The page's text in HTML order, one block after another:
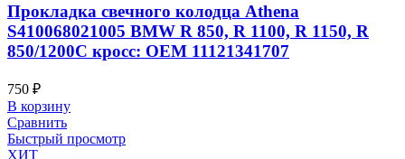
Прокладка свечного колодца Athena
S410068021005 BMW R 850, R 1100, R 1150, R
850/1200C кросс: OEM 11121341707
750 ₽
В корзину
Сравнить
Быстрый просмотр
ХИТ